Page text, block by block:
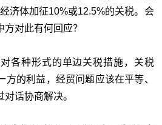
济体加征10%或12.5%的关税。会
方对此有何回应？
各种形式的单边关税措施，关税
方的利益，经贸问题应该在平等、
话协商解决。